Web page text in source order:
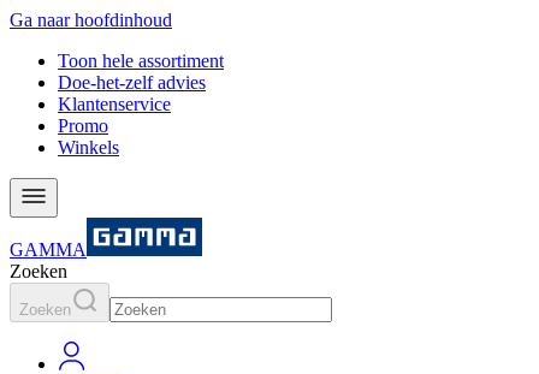
Ga naar hoofdinhoud
Toon hele assortiment
Doe-het-zelf advies
Klantenservice
Promo
Winkels
GAMMA
Zoeken
Zoeken